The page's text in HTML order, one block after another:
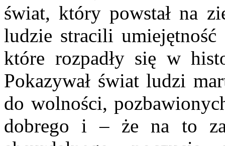
świat, który powstał na
ludzie stracili
które rozpadły się w
Pokazywał świat ludzi
do wolności,
dobrego i – że na to